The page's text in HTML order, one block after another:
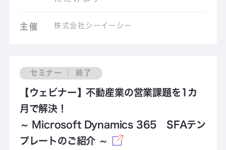
主催 株式会社シーイーシー
セミナー ｜ 終了
【ウェビナー】不動産業の営業課題を1カ
月で解決！
～ Microsoft Dynamics 365 SFAテン
プレートのご紹介 ～